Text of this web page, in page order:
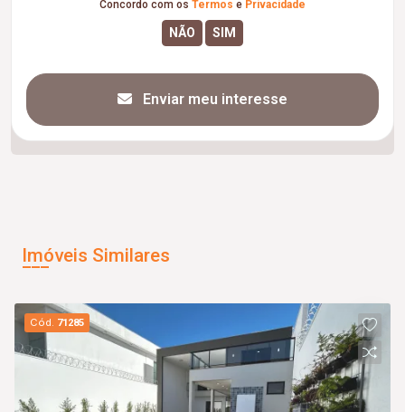
Concordo com os Termos e Privacidade
Enviar meu interesse
Imóveis Similares
Cód. 71285